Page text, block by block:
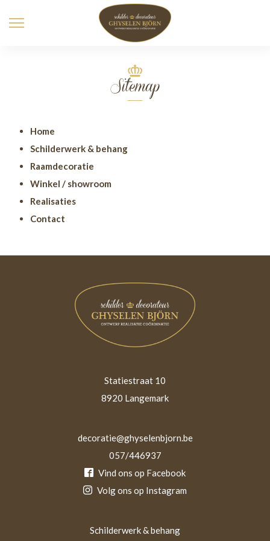
Sitemap
Home
Schilderwerk & behang
Raamdecoratie
Winkel / showroom
Realisaties
Contact
Statiestraat 10
8920 Langemark
decoratie@ghyselenbjorn.be
057/446937
Vind ons op Facebook
Volg ons op Instagram
Schilderwerk & behang